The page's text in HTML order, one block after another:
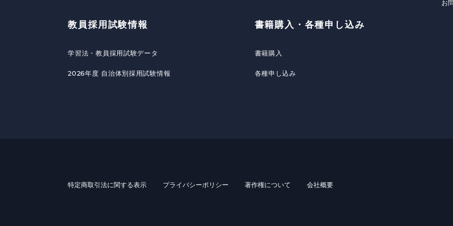
教員採用試験情報
学習法・教員採用試験データ
2026年度 自治体別採用試験情報
書籍購入・各種申し込み
書籍購入
各種申し込み
お
特定商取引法に関する表示 プライバシーポリシー 著作権について 会社概要